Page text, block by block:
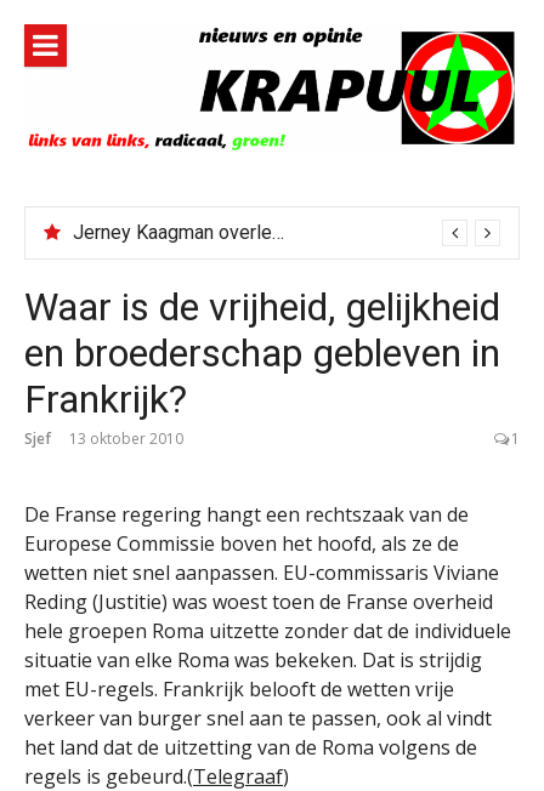
inhoud
Jerney Kaagman overleden
Waar is de vrijheid, gelijkheid
en broederschap gebleven in
Frankrijk?
Sjef 13 oktober 2010 1
De Franse regering hangt een rechtszaak van de
Europese Commissie boven het hoofd, als ze de
wetten niet snel aanpassen. EU-commissaris Viviane
Reding (Justitie) was woest toen de Franse overheid
hele groepen Roma uitzette zonder dat de individuele
situatie van elke Roma was bekeken. Dat is strijdig
met EU-regels. Frankrijk belooft de wetten vrije
verkeer van burger snel aan te passen, ook al vindt
het land dat de uitzetting van de Roma volgens de
regels is gebeurd.(Telegraaf)